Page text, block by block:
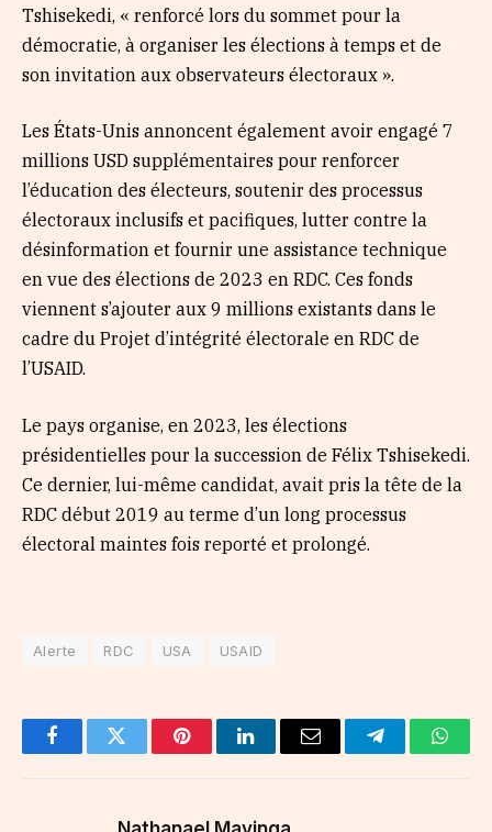
Tshisekedi, « renforcé lors du sommet pour la
démocratie, à organiser les élections à temps et de
son invitation aux observateurs électoraux ».
Les États-Unis annoncent également avoir engagé 7
millions USD supplémentaires pour renforcer
l’éducation des électeurs, soutenir des processus
électoraux inclusifs et pacifiques, lutter contre la
désinformation et fournir une assistance technique
en vue des élections de 2023 en RDC. Ces fonds
viennent s’ajouter aux 9 millions existants dans le
cadre du Projet d’intégrité électorale en RDC de
l’USAID.
Le pays organise, en 2023, les élections
présidentielles pour la succession de Félix Tshisekedi.
Ce dernier, lui-même candidat, avait pris la tête de la
RDC début 2019 au terme d’un long processus
électoral maintes fois reporté et prolongé.
Alerte RDC USA USAID
FacebookTwitter PinterestLinkedInEmail Telegram